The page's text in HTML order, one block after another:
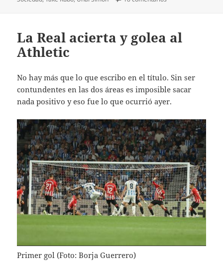
La Real acierta y golea al
Athletic
No hay más que lo que escribo en el título. Sin ser
contundentes en las dos áreas es imposible sacar
nada positivo y eso fue lo que ocurrió ayer.
Primer gol (Foto: Borja Guerrero)